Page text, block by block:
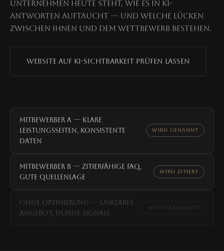
Unternehmen heute steht, wie es in KI-
Antworten auftaucht — und welche Lücken
zwischen Ihnen und dem Wettbewerb bestehen.
Website auf KI-Sichtbarkeit prüfen lassen
Mitbewerber A — klare
Leistungsseiten, konsistente
Daten
WIRD GENANNT
Mitbewerber B — zitierfähige FAQ,
gute Quellenlage
WIRD ZITIERT
Ohne Optimierung — unklares
Angebot, dünne Signale
NICHT ERWÄHNT